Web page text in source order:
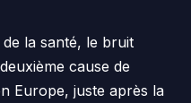
de la santé, le bruit
cause de
Europe, juste après la